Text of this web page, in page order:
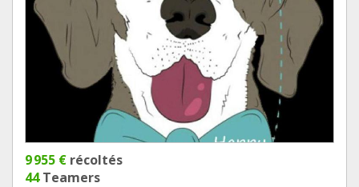
9 955 € récoltés
44Teamers